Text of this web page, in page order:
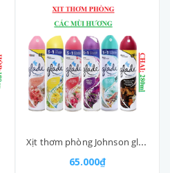
Xịt thơm phòng Johnson glade chai 280ml
65.000₫